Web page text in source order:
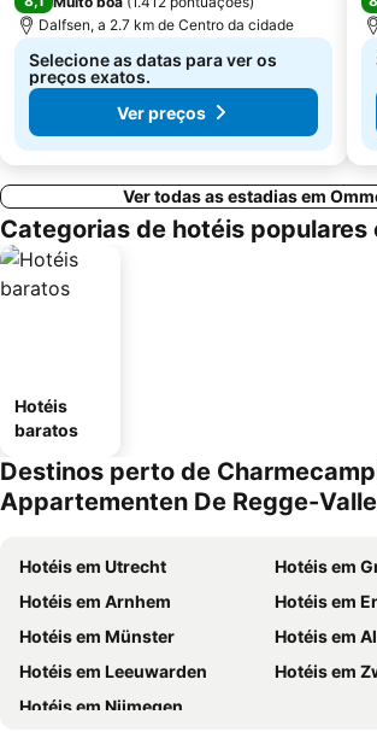
Dalfsen, a 2.7 km de Centro da cidade
Selecione as datas para ver os
preços exatos.
Ver preços
Ver todas as estadias em
Categorias de hotéis populares
Hotéis
baratos
Destinos perto de
Appartementen De Regge-
Hotéis em Utrecht
Hotéis em
Hotéis em Arnhem
Hotéis em
Hotéis em Münster
Hotéis em
Hotéis em Leeuwarden
Hotéis em
Hotéis em Nijmegen